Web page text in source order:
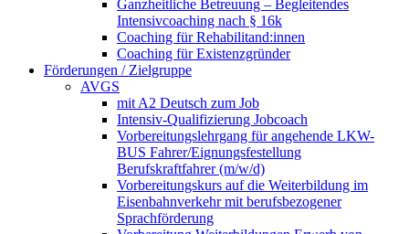
Ganzheitliche Betreuung – Begleitendes
Intensivcoaching nach § 16k
Coaching für Rehabilitand:innen
Coaching für Existenzgründer
Förderungen / Zielgruppe
AVGS
mit A2 Deutsch zum Job
Intensiv-Qualifizierung Jobcoach
Vorbereitungslehrgang für angehende LKW-
BUS Fahrer/Eignungsfestellung
Berufskraftfahrer (m/w/d)
Vorbereitungskurs auf die Weiterbildung im
Eisenbahnverkehr mit berufsbezogener
Sprachförderung